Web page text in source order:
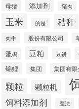
母猪 添加剂 猪肉
玉米 的是 秸秆
肉牛
股份有限公司
蛋鸡 豆粕 豆饼
锦鲤 集团 集团有限
颗粒 颗粒机
饲料添加剂 魔法